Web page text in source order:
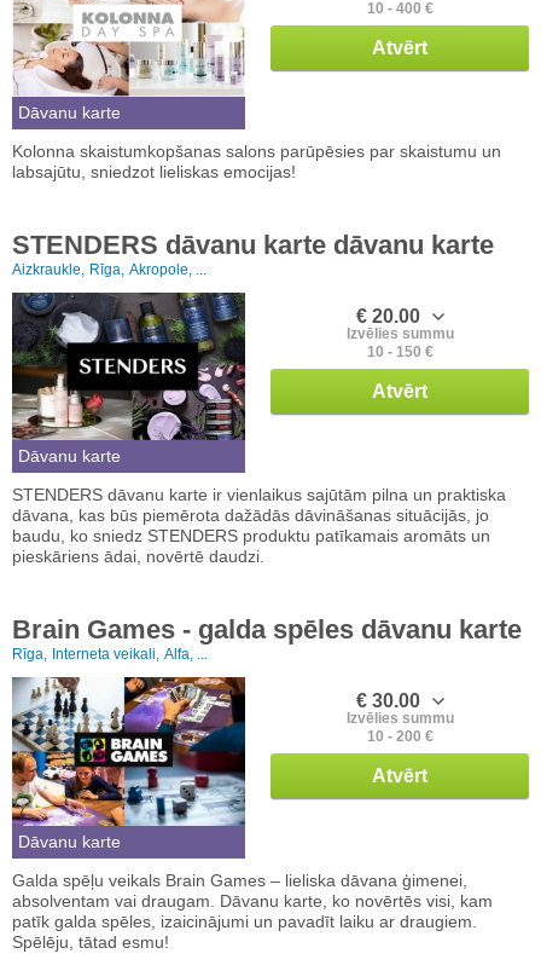
Dāvanu karte
10 - 400 €
Atvērt
Kolonna skaistumkopšanas salons parūpēsies par skaistumu un
labsajūtu, sniedzot lieliskas emocijas!
STENDERS dāvanu karte dāvanu karte
Aizkraukle, Rīga, Akropole, ...
Dāvanu karte
€ 20.00
Izvēlies summu
10 - 150 €
Atvērt
STENDERS dāvanu karte ir vienlaikus sajūtām pilna un praktiska
dāvana, kas būs piemērota dažādās dāvināšanas situācijās, jo
baudu, ko sniedz STENDERS produktu patīkamais aromāts un
pieskāriens ādai, novērtē daudzi.
Brain Games - galda spēles dāvanu karte
Rīga, Interneta veikali, Alfa, ...
Dāvanu karte
€ 30.00
Izvēlies summu
10 - 200 €
Atvērt
Galda spēļu veikals Brain Games – lieliska dāvana ģimenei,
absolventam vai draugam. Dāvanu karte, ko novērtēs visi, kam
patīk galda spēles, izaicinājumi un pavadīt laiku ar draugiem.
Spēlēju, tātad esmu!